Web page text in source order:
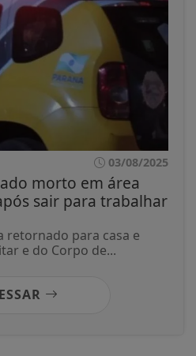
03/08/2025
morto em área
sair para trabalhar
retornado para casa e
e do Corpo de...